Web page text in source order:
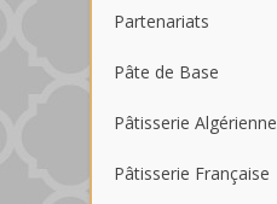
Partenariats
Pâte de Base
Pâtisserie Algérienne
Pâtisserie Française